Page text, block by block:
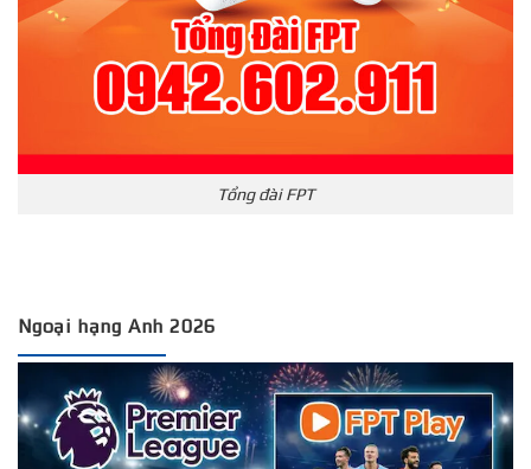
Tổng đài FPT
Ngoại hạng Anh 2026